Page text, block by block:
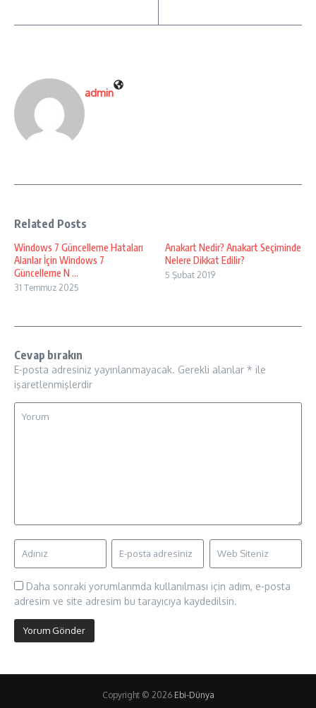
admin
Related Posts
Windows 7 Güncelleme Hataları
Alanlar İçin Windows 7
Güncelleme N ...
31 Temmuz 2025
Anakart Nedir? Anakart Seçiminde
Nelere Dikkat Edilir?
5 Şubat 2019
Cevap bırakın
E-posta adresiniz yayınlanmayacak. Gerekli alanlar * ile
işaretlenmişlerdir
Daha sonraki yorumlarımda kullanılması için adım, e-posta
adresim ve site adresim bu tarayıcıya kaydedilsin.
Copyright © 2026 Ebi-Dünya